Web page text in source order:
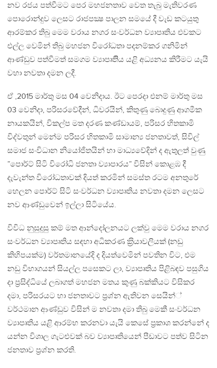
නව රජය පත්වීමට පෙර මහජනතාව වෙත තැබු මැතිවරණ
පොරොන්දුව ලෙසට රාජපක්‍ෂ පාලන සමයේ දී වැඩ කටයුතු
ආරම්කර තිබු මෙම වරාය නගර සංවර්ධන ව්‍යාපෘතිය එවකට
එල්ල වෙමින් තිබු මහජන විරෝධතා පදනම්කර ගනිමින්
ආණ්ඩුව පත්වීමත් සමගම ව්‍යාපෘතිිය යළි අධ්‍යනය කිරීමට යැයි
වහා නවතා දමන ලදී.
ඒ ,2015 මාර්තු මස 04 වෙනිදාය. ඊට පෙරදා එනම් මාර්තු මස
03 වෙනිදා, පරිසරවේදීන්, ධිවරයින්, කිතුණු බොදුණු ආගමීක
නායකයින්, විකල්ප මත දරණ කණ්ඩායම්, පරිසර හිතකාමි
විද්වතුන් මෙන්ම පරිසර හිතකාමි සාමාන්‍ය ජනතාවත්, සිවිල්
සමාජ සංවිධාන නියෝජිතයින් හා මාධ්‍යවේදින් ද ඇතුලත් වුණු
”පොර්ට් සිටි විරෝධි ජනතා ව්‍යාපාරය” විසින් කොළඹ දී
දැවැන්ත විරෝධතාවක් දියත් කරමින් සමස්ත රටම අනතුරේ
හෙලන පොර්ට් සිටි සංවර්ධන ව්‍යාපෘතිය නවතා දමන ලෙසට
නව ආණ්ඩුවෙන් ඉල්ලා සිටියේය.
විවිධ නුසුදුසු කම් මත ආන්දෝලනයට ලක්වු මෙම වරාය නගර
සංවර්ධන ව්‍යාපෘතිය සඳහා අධිකරණ ක‍්‍රියාවලියක් (නඩු
කිහිපයක්ම) වර්තමානයේදි ද දියත්වෙමින් පවතින විට, එම
නඩු විභාගයන් සියල්ල පසෙකට ලා, ව්‍යාපෘතිය පිළිබඳව පසුගිය
දා ප‍්‍රසිද්ධියේ ලබාගත් මහජන මතය කුණු බක්කියට විසිකර
දමා, පරිසරයට හා ජනතාවට ප‍්‍රශ්න ඇතිවන සෙයින්්
වර්ථමාන ආණ්ඩුව විසින් ම නවතා දමා තිබු මෙකී සංවර්ධන
ව්‍යාපෘතිය යළි ආරම්භ කරනවා යැයි කෙසේ ප‍්‍රකාශ කරන්නේ ද
යන්න විශාල ගැටළුවක් බව ව්‍යාපෘතියෙන් පීඩාවට පත්ව සිටින
ජනතාව ප‍්‍රශ්න කරති.